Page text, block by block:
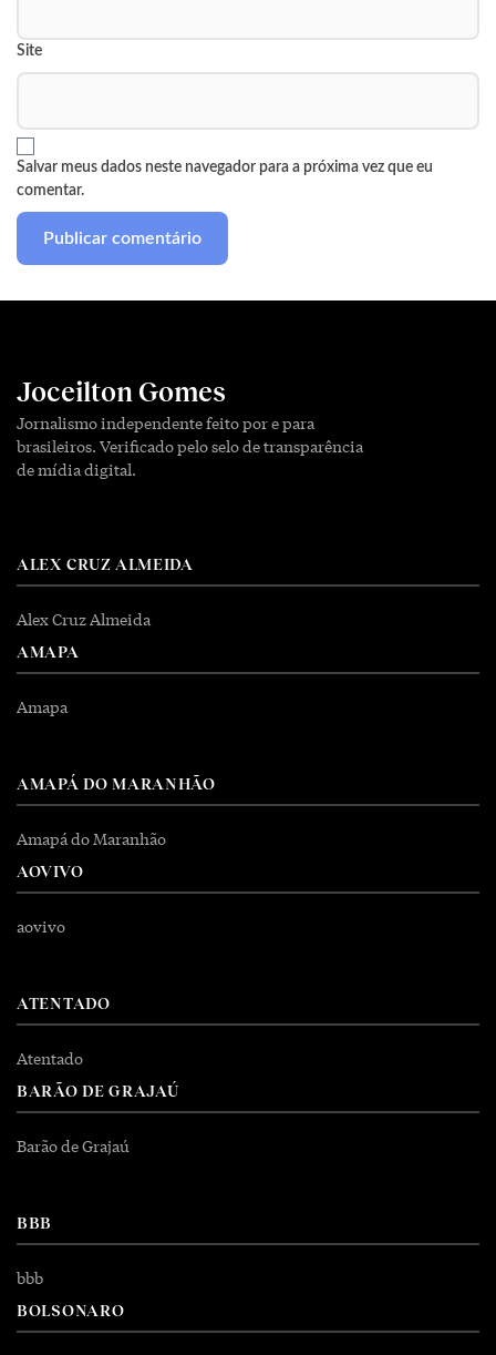
Site
Salvar meus dados neste navegador para a próxima vez que eu
comentar.
Joceilton Gomes
Jornalismo independente feito por e para
brasileiros. Verificado pelo selo de transparência
de mídia digital.
ALEX CRUZ ALMEIDA
Alex Cruz Almeida
AMAPA
Amapa
AMAPÁ DO MARANHÃO
Amapá do Maranhão
AOVIVO
aovivo
ATENTADO
Atentado
BARÃO DE GRAJAÚ
Barão de Grajaú
BBB
bbb
BOLSONARO